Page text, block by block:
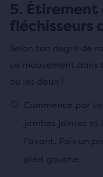
5. Étirement
fléchisseurs
Selon ton degré de
ce mouvement dans
ou les deux !
Commence par
jambes jointes et
l’avant. Fais un
pied gauche.